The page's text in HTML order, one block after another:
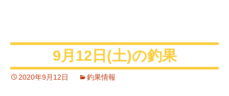
9月12日(土)の釣果
2020年9月12日 釣果情報